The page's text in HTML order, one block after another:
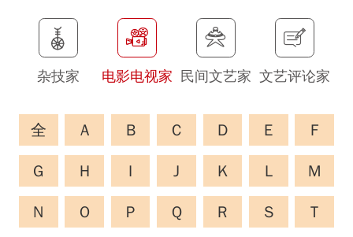
杂技家 电影电视家 民间文艺家 文艺评论家
全 A B C D E F
G H I J K L M
N O P Q R S T